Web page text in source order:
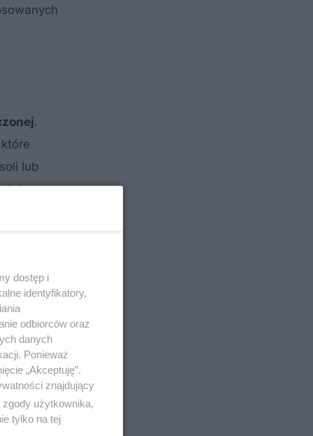
.
lub
lub na
dostęp i
identyfikatory,
odbiorców oraz
danych
Ponieważ
„Akceptuję”.
znajdujący
użytkownika,
tylko na tej